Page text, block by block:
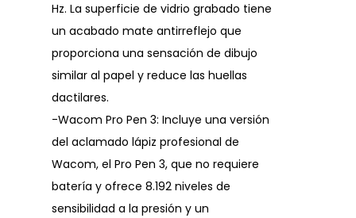
Hz. La superficie de vidrio grabado tiene
un acabado mate antirreflejo que
proporciona una sensación de dibujo
similar al papel y reduce las huellas
dactilares.
-Wacom Pro Pen 3: Incluye una versión
del aclamado lápiz profesional de
Wacom, el Pro Pen 3, que no requiere
batería y ofrece 8.192 niveles de
sensibilidad a la presión y un